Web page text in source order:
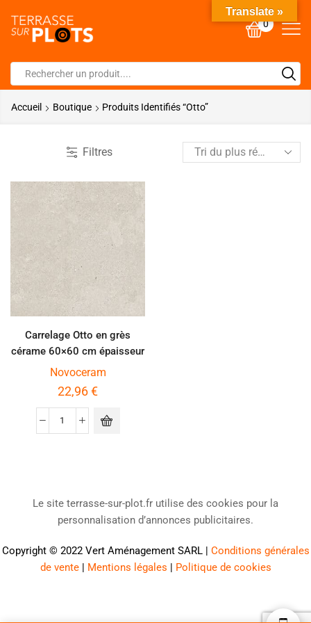
0
Accueil Boutique Produits Identifiés “otto”
Filtres
Carrelage Otto en grès
cérame 60×60 cm épaisseur
2 cm coloris ivoire
Novoceram
22,96€
Le site terrasse-sur-plot.fr utilise des cookies pour la
personnalisation d’annonces publicitaires.
Copyright © 2022 Vert Aménagement SARL| Conditions générales
de vente| Mentions légales | Politique de cookies
Translate »